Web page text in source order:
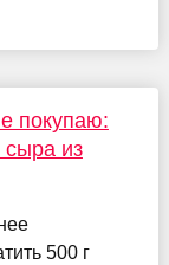
покупаю:
сыра из
500 г